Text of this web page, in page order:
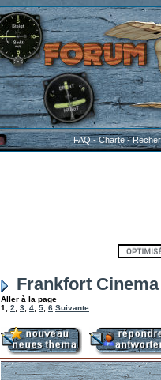
FAQ-Charte-
Frankfort Cinema
Aller à la page
1
2 3 4 5 6 Suivante